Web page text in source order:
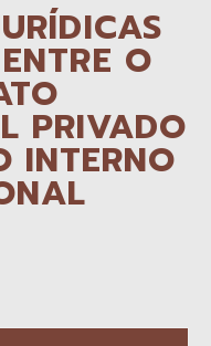
O
PRIVADO
INTERNO